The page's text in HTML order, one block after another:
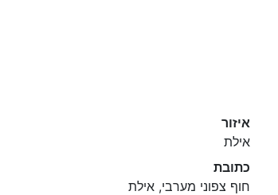
איזור
אילת
כתובת
חוף צפוני מערבי, אילת